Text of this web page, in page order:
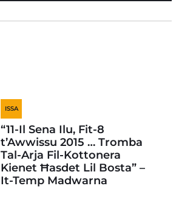
ISSA
“11-Il Sena Ilu, Fit-8
t’Awwissu 2015 … Tromba
Tal-Arja Fil-Kottonera
Kienet Ħasdet Lil Bosta” –
It-Temp Madwarna